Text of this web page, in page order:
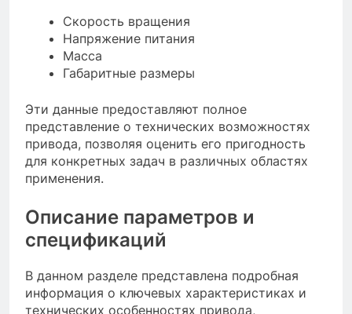
Скорость вращения
Напряжение питания
Масса
Габаритные размеры
Эти данные предоставляют полное
представление о технических возможностях
привода, позволяя оценить его пригодность
для конкретных задач в различных областях
применения.
Описание параметров и
спецификаций
В данном разделе представлена подробная
информация о ключевых характеристиках и
технических особенностях привода,